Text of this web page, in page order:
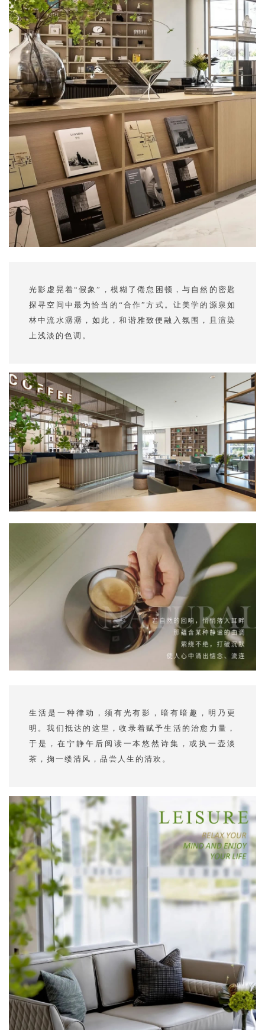
光影虚晃着“假象”，模糊了倦怠困顿，与自然的密匙
探寻空间中最为恰当的“合作”方式。让美学的源泉如
林中流水潺潺，如此，和谐雅致便融入氛围，且渲染
上浅淡的色调。
生活是一种律动，须有光有影，暗有暗趣，明乃更
明。我们抵达的这里，收录着赋予生活的治愈力量，
于是，在宁静午后阅读一本悠然诗集，或执一壶淡
茶，掬一缕清风，品尝人生的清欢。